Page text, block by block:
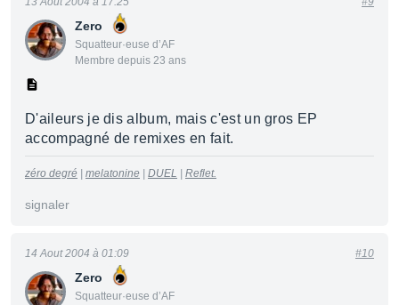
Zero
Squatteur·euse d’AF
Membre depuis 23 ans
D'aileurs je dis album, mais c'est un gros EP
accompagné de remixes en fait.
zéro degré melatonine DUEL Reflet.
signaler
Zero
Squatteur·euse d’AF
14 Aout 2004 à 01:09 #10